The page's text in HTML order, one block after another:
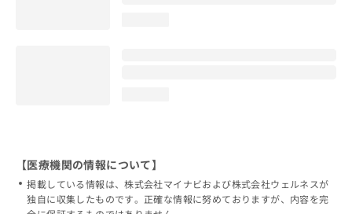
【医療機関の情報について】
掲載している情報は、株式会社マイナビおよび株式会社ウェルネスが
独自に収集したものです。正確な情報に努めておりますが、内容を完